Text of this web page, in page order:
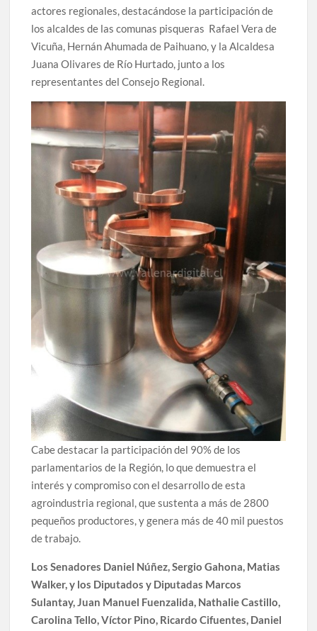
actores regionales, destacándose la participación de
los alcaldes de las comunas pisqueras Rafael Vera de
Vicuña, Hernán Ahumada de Paihuano, y la Alcaldesa
Juana Olivares de Río Hurtado, junto a los
representantes del Consejo Regional.
Cabe destacar la participación del 90% de los
parlamentarios de la Región, lo que demuestra el
interés y compromiso con el desarrollo de esta
agroindustria regional, que sustenta a más de 2800
pequeños productores, y genera más de 40 mil puestos
de trabajo.
Los Senadores Daniel Núñez, Sergio Gahona, Matias
Walker, y los Diputados y Diputadas Marcos
Sulantay, Juan Manuel Fuenzalida, Nathalie Castillo,
Carolina Tello, Víctor Pino, Ricardo Cifuentes, Daniel